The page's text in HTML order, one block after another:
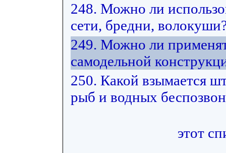
248. Можно ли
сети, бредни,
249. Можно ли
самодельной
250. Какой взымается
рыб и водных
этот